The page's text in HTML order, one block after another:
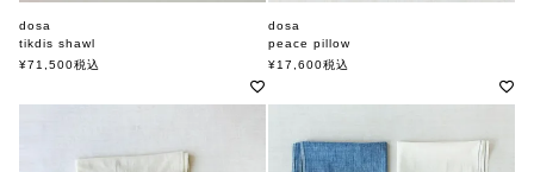
dosa
tikdis shawl
ドーサ
¥71,500税込
dosa
peace pillow
ドーサ
¥17,600税込